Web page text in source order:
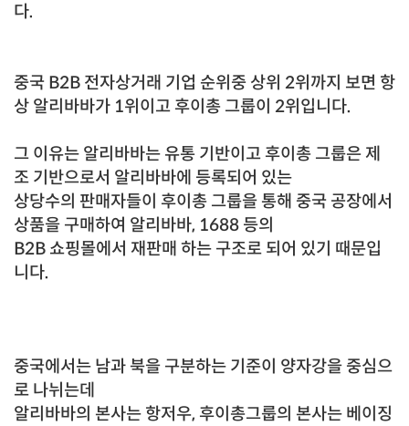
다.
중국 B2B 전자상거래 기업 순위중 상위 2위까지 보면 항
상 알리바바가 1위이고 후이총 그룹이 2위입니다.
그 이유는 알리바바는 유통 기반이고 후이총 그룹은 제
조 기반으로서 알리바바에 등록되어 있는
상당수의 판매자들이 후이총 그룹을 통해 중국 공장에서
상품을 구매하여 알리바바, 1688 등의
B2B 쇼핑몰에서 재판매 하는 구조로 되어 있기 때문입
니다.
중국에서는 남과 북을 구분하는 기준이 양자강을 중심으
로 나뉘는데
알리바바의 본사는 항저우, 후이총그룹의 본사는 베이징